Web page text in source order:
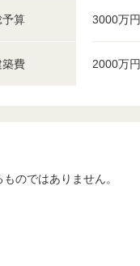
予算 3000万
築費 2000万
のではありません。